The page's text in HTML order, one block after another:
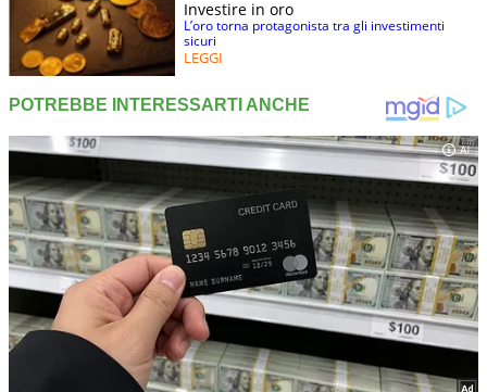
Investire in oro
L’oro torna protagonista tra gli investimenti
sicuri
LEGGI